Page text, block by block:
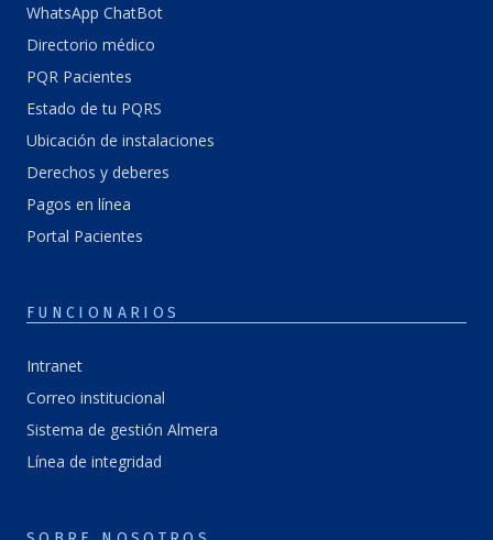
WhatsApp ChatBot
Directorio médico
PQR Pacientes
Estado de tu PQRS
Ubicación de instalaciones
Derechos y deberes
Pagos en línea
Portal Pacientes
FUNCIONARIOS
Intranet
Correo institucional
Sistema de gestión Almera
Línea de integridad